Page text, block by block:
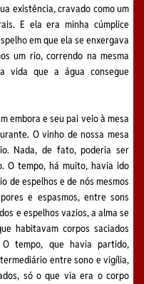
existência, cravado como um
E ela era minha cúmplice
em que ela se enxergava
um rio, correndo na mesma
vida que a água consegue
embora e seu pai veio à mesa
O vinho de nossa mesa
Nada, de fato, poderia ser
O tempo, há muito, havia ido
de espelhos e de nós mesmos
e espasmos, entre sons
e espelhos vazios, a alma se
habitavam corpos saciados
tempo, que havia partido,
entre sono e vigília,
só o que via era o corpo